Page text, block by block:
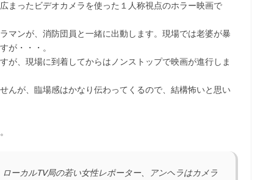
まったビデオカメラを使った１人称視点のホラー映画で
マンが、消防団員と一緒に出動します。現場では老婆が暴
が・・・。
が、現場に到着してからはノンストップで映画が進行しま
んが、臨場感はかなり伝わってくるので、結構怖いと思い
ーカルTV局の若い女性レポーター、アンヘラはカメラ